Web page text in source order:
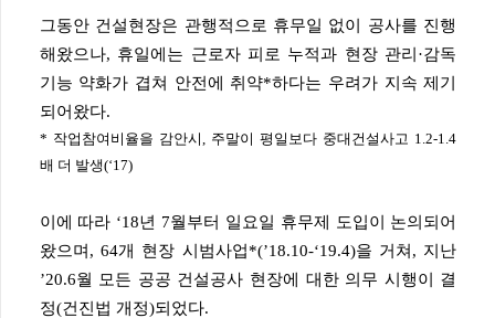
그동안 건설현장은 관행적으로 휴무일 없이 공사를 진행
해왔으나, 휴일에는 근로자 피로 누적과 현장 관리·감독
기능 약화가 겹쳐 안전에 취약*하다는 우려가 지속 제기
되어왔다.
* 작업참여비율을 감안시, 주말이 평일보다 중대건설사고 1.2-1.4
배 더 발생(‘17)
이에 따라 ‘18년 7월부터 일요일 휴무제 도입이 논의되어
왔으며, 64개 현장 시범사업*(’18.10-‘19.4)을 거쳐, 지난
’20.6월 모든 공공 건설공사 현장에 대한 의무 시행이 결
정(건진법 개정)되었다.